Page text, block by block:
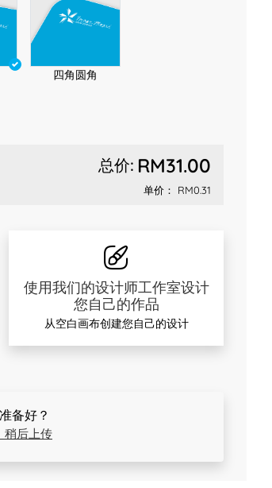
四角圆角
总价: RM31.00
单价： RM0.31
使用我们的设计师工作室设计
您自己的作品
从空白画布创建您自己的设计
备好？
稍后上传